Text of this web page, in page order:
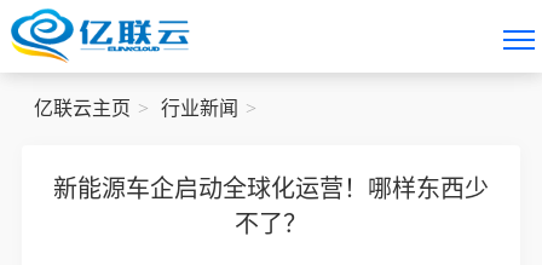
亿联云主页 行业新闻
新能源车企启动全球化运营！哪样东西少
不了？